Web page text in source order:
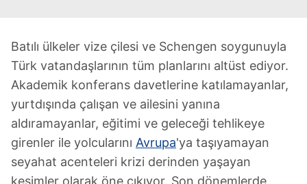
Batılı ülkeler vize çilesi ve Schengen soygunuyla
Türk vatandaşlarının tüm planlarını altüst ediyor.
Akademik konferans davetlerine katılamayanlar,
yurtdışında çalışan ve ailesini yanına
aldıramayanlar, eğitimi ve geleceği tehlikeye
girenler ile yolcularını Avrupa'ya taşıyamayan
seyahat acenteleri krizi derinden yaşayan
kesimler olarak öne çıkıyor. Son dönemlerde